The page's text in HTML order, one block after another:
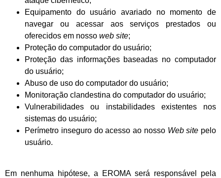
Equipamento do usuário avariado no momento de
navegar ou acessar aos serviços prestados ou
oferecidos em nosso web site;
Proteção do computador do usuário;
Proteção das informações baseadas no computador
do usuário;
Abuso de uso do computador do usuário;
Monitoração clandestina do computador do usuário;
Vulnerabilidades ou instabilidades existentes nos
sistemas do usuário;
Perímetro inseguro do acesso ao nosso Web site pelo
usuário.
Em nenhuma hipótese, a EROMA será responsável pela